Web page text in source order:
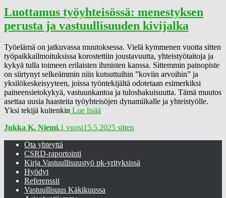
Luottamus työyhteisössä: menestyksen
perusta ja vastuullisuuden kivijalka
Työelämä on jatkuvassa muutoksessa. Vielä kymmenen vuotta sitten
työpaikkailmoituksissa korostettiin joustavuutta, yhteistyötaitoja ja
kykyä tulla toimeen erilaisten ihmisten kanssa. Sittemmin painopiste
on siirtynyt selkeämmin niin kutsuttuihin ”koviin arvoihin” ja
yksilökeskeisyyteen, joissa työntekijältä odotetaan esimerkiksi
paineensietokykyä, vastuunkantoa ja tuloshakuisuutta. Tämä muutos
asettaa uusia haasteita työyhteisöjen dynamiikalle ja yhteistyölle.
Yksi tekijä kuitenkin Lue lisää
Jukka K. Niemi,1 vuosi15.5.2025 sitten
Ota yhteyttä
CSRD-raportointi
Kirja Vastuullisuustyö pk-yrityksissä
Hyödyt
Referenssit
Vastuullisuus Käkikuussa